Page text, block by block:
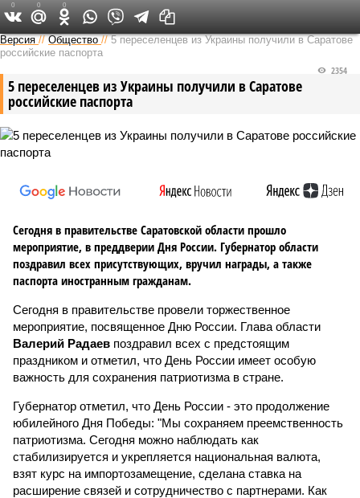
Версия в Саратове
Версия //Общество //5 переселенцев из Украины получили в Саратове
российские паспорта
5 переселенцев из Украины получили в Саратове
российские паспорта
2354
Сегодня в правительстве Саратовской области прошло
мероприятие, в преддверии Дня России. Губернатор области
поздравил всех присутствующих, вручил награды, а также
паспорта иностранным гражданам.
Сегодня в правительстве провели торжественное
мероприятие, посвященное Дню России. Глава области
Валерий Радаев поздравил всех с предстоящим
праздником и отметил, что День России имеет особую
важность для сохранения патриотизма в стране.
Губернатор отметил, что День России - это продолжение
юбилейного Дня Победы: "Мы сохраняем преемственность
патриотизма. Сегодня можно наблюдать как
стабилизируется и укрепляется национальная валюта,
взят курс на импортозамещение, сделана ставка на
расширение связей и сотрудничество с партнерами. Как
0 0 0